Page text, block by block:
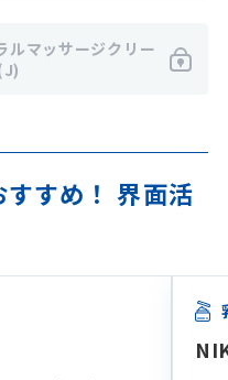
ルマッサージクリー
すめ！ 界面活